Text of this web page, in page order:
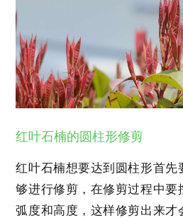
红叶石楠的圆柱形修剪
红叶石楠想要达到圆柱形首先
够进行修剪，在修剪过程中要
弧度和高度，这样修剪出来才